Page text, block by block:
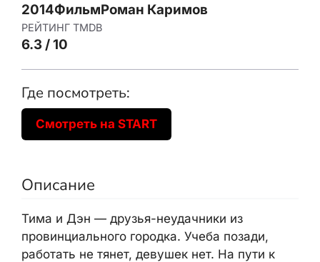
2014ФильмРоман Каримов
РЕЙТИНГ TMDB
6.3 / 10
Где посмотреть:
Смотреть на START
Описание
Тима и Дэн — друзья-неудачники из
провинциального городка. Учеба позади,
работать не тянет, девушек нет. На пути к